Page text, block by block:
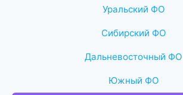
Уральский ФО
Сибирский ФО
Дальневосточный ФО
Южный ФО